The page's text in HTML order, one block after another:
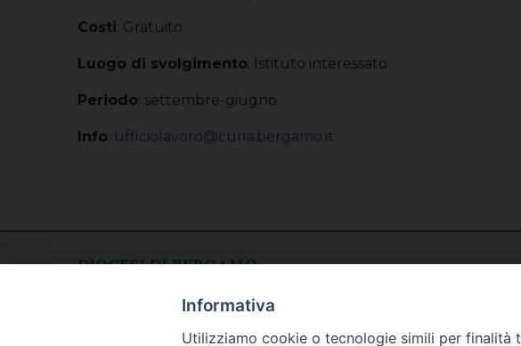
Costi: Gratuito
Luogo di svolgimento: Istituto interessato
Periodo: settembre-giugno
Info: ufficiolavoro@curia.bergamo.it
DIOCESI DI BERGAMO
lunedì - venerdì
h. 08.30 - 12.30
Informativa
Utilizziamo cookie o tecnologie simili per finalità